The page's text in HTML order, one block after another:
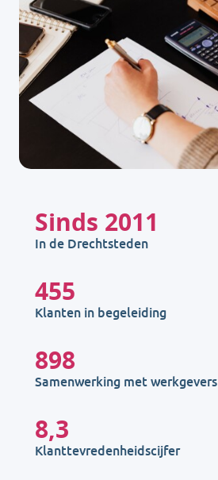
Sinds 2011
In de Drechtsteden
455
Klanten in begeleiding
898
Samenwerking met werkgevers
8,3
Klanttevredenheidscijfer